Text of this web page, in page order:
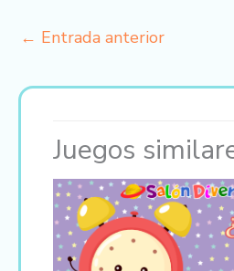
← Entrada anterior
Juegos